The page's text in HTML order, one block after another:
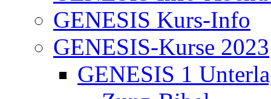
GENESIS Kurs-Info
GENESIS-Kurse 2023
GENESIS 1